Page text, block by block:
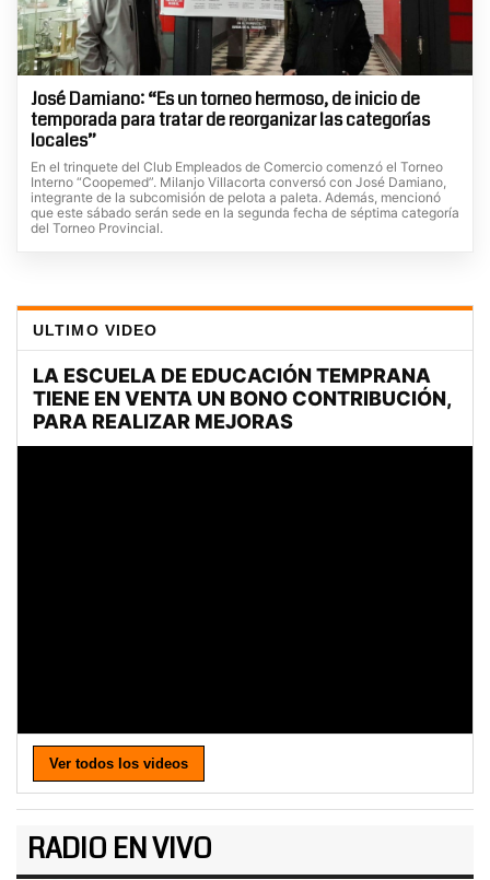
José Damiano: “Es un torneo hermoso, de inicio de
temporada para tratar de reorganizar las categorías
locales”
En el trinquete del Club Empleados de Comercio comenzó el Torneo
Interno “Coopemed”. Milanjo Villacorta conversó con José Damiano,
integrante de la subcomisión de pelota a paleta. Además, mencionó
que este sábado serán sede en la segunda fecha de séptima categoría
del Torneo Provincial.
ULTIMO VIDEO
Ver todos los videos
RADIO EN VIVO